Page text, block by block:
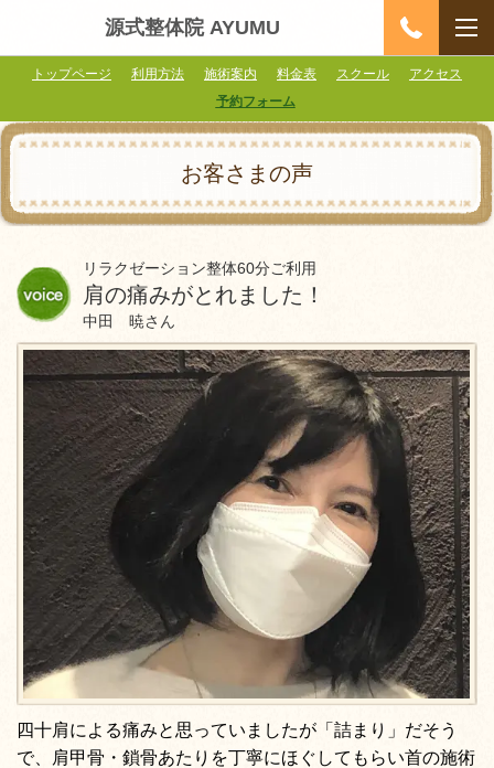
源式整体院 AYUMU
トップページ 利用方法 施術案内 料金表 スクール
アクセス
予約フォーム
お客さまの声
リラクゼーション整体60分ご利用
肩の痛みがとれました！
中田 暁さん
四十肩による痛みと思っていましたが「詰まり」だそう
で、肩甲骨・鎖骨あたりを丁寧にほぐしてもらい首の施術